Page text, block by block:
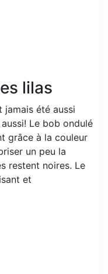
lilas
été aussi
Le bob ondulé
grâce à la couleur
un peu la
restent noires. Le
et